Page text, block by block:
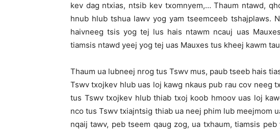
kev dag ntxias, ntsib kev txomnyem,… Thaum ntawd,
hnub hlub tshua lawv yog yam tseemceeb tshajplaws.
haivneeg tsis yog tej lus hais ntawm ncauj uas
tiamsis ntawd yeej yog tej uas Mauxes tus kheej kawm
Thaum ua lubneej nrog tus Tswv mus, paub tseeb hais
Tswv txojkev hlub uas loj kawg nkaus pub rau cov neeg
tus Tswv txojkev hlub thiab txoj koob hmoov uas loj
nco tus Tswv txiajntsig thiab ua neej phim lub meejmom
nqaij tawv, peb tseem qaug zog, ua txhaum, tiamsis